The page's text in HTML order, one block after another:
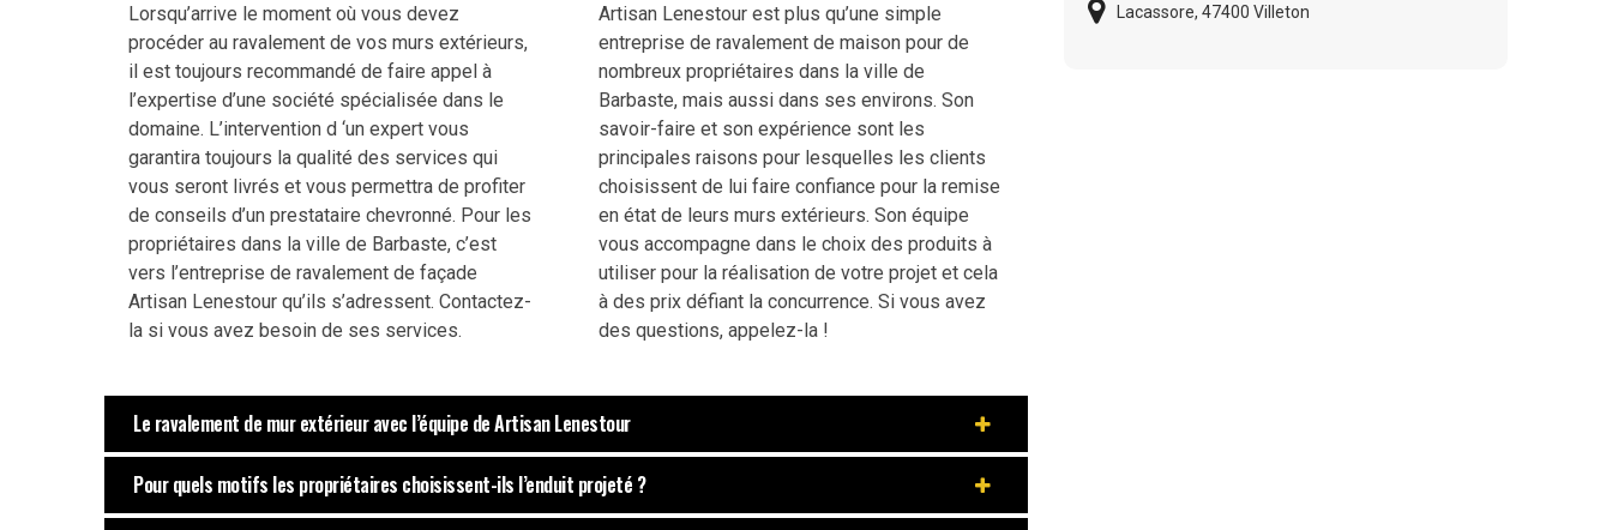
Lorsqu’arrive le moment où vous devez
procéder au ravalement de vos murs extérieurs,
il est toujours recommandé de faire appel à
l’expertise d’une société spécialisée dans le
domaine. L’intervention d ‘un expert vous
garantira toujours la qualité des services qui
vous seront livrés et vous permettra de profiter
de conseils d’un prestataire chevronné. Pour les
propriétaires dans la ville de Barbaste, c’est
vers l’entreprise de ravalement de façade
Artisan Lenestour qu’ils s’adressent. Contactez-
la si vous avez besoin de ses services.
Artisan Lenestour est plus qu’une simple
entreprise de ravalement de maison pour de
nombreux propriétaires dans la ville de
Barbaste, mais aussi dans ses environs. Son
savoir-faire et son expérience sont les
principales raisons pour lesquelles les clients
choisissent de lui faire confiance pour la remise
en état de leurs murs extérieurs. Son équipe
vous accompagne dans le choix des produits à
utiliser pour la réalisation de votre projet et cela
à des prix défiant la concurrence. Si vous avez
des questions, appelez-la !
Le ravalement de mur extérieur avec l’équipe de Artisan Lenestour
Pour quels motifs les propriétaires choisissent-ils l’enduit projeté ?
Lacassore, 47400 Villeton